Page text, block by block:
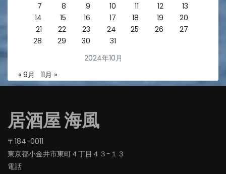
2024年10月
7
8 9 10 11 12
13
14
15 16 17 18 19
20
21
22 23 24 25 26
27
28
29 30 31
« 9月 11月 »
居酒屋 海風
〒184-0011
東京都小金井市東町４丁目４３−１３
電話